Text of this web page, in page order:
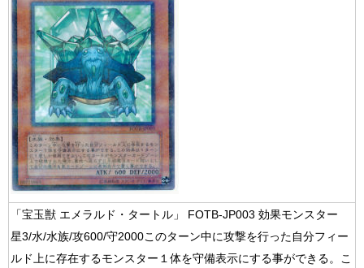
「宝玉獣 エメラルド・タートル」 FOTB-JP003 効果モンスター
星3/水/水族/攻600/守2000このターン中に攻撃を行った自分フィー
ルド上に存在するモンスター１体を守備表示にする事ができる。こ